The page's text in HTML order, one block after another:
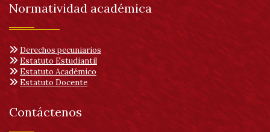
Normatividad académica
Derechos pecuniarios
Estatuto Estudiantil
Estatuto Académico
Estatuto Docente
Contáctenos